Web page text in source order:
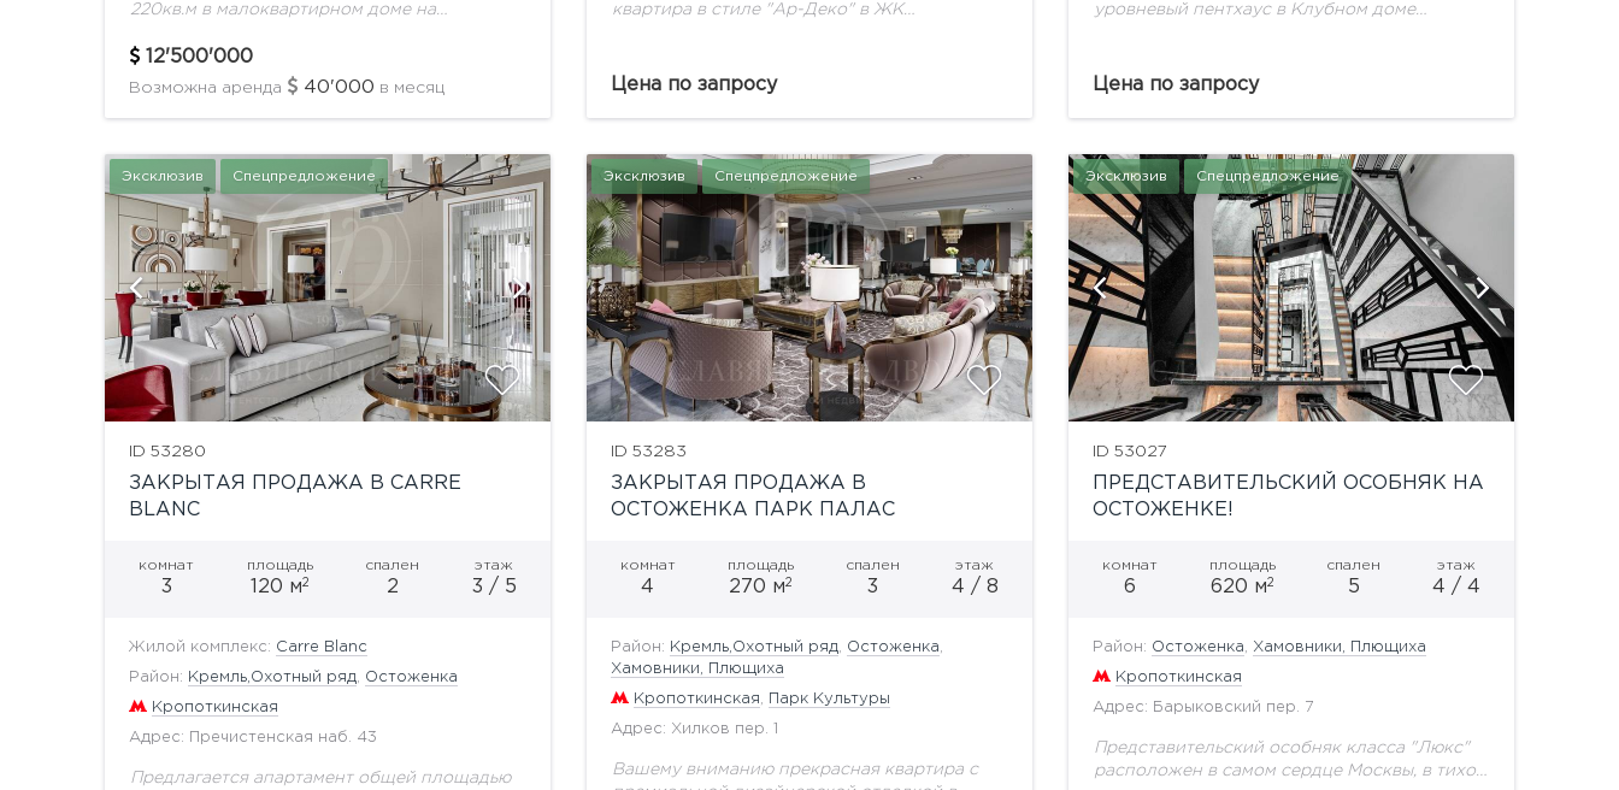
220кв.м в малоквартирном доме на
реконструкции с воссозданным фасадом
бывшего доходного дома начала XX века.
12'500'000
Возможна аренда 40'000 в месяц
квартира в стиле "Ар-Деко" в ЖК
столовая, гостиная, детская комната, два
вместительной...
Цена по запросу
уровневый пентхаус в Клубном доме
приватный дом в лучшей...
Цена по запросу
Эксклюзив Спецпредложение
ID 53280
ЗАКРЫТАЯ ПРОДАЖА В CARRE
BLANC
комнат
3
площадь
120 м2
спален
2
этаж
3 / 5
Жилой комплекс: Carre Blanc
Район: Кремль,Охотный ряд Остоженка
Кропоткинская
Адрес: Пречистенская наб. 43
Предлагается апартамент общей площадью
Эксклюзив Спецпредложение
ID 53283
ЗАКРЫТАЯ ПРОДАЖА В
ОСТОЖЕНКА ПАРК ПАЛАС
комнат
4
площадь
270 м2
спален
3
этаж
4 / 8
Район: Кремль,Охотный ряд Остоженка
Хамовники, Плющиха
Кропоткинская Парк Культуры
Адрес: Хилков пер. 1
Вашему вниманию прекрасная квартира с
показать ещё 17 фотографий
Эксклюзив Спецпредложение
ID 53027
ПРЕДСТАВИТЕЛЬСКИЙ ОСОБНЯК НА
ОСТОЖЕНКЕ!
комнат
6
площадь
620 м2
спален
5
этаж
4 / 4
Район: Остоженка Хамовники, Плющиха
Кропоткинская
Адрес: Барыковский пер. 7
Представительский особняк класса "Люкс"
расположен в самом сердце Москвы, в тихом